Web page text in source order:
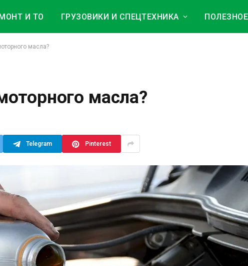
И ТО ГРУЗОВИКИ И СПЕЦТЕХНИКА ПОЛЕЗНОЕ
масла?
масла?
Telegram Pinterest